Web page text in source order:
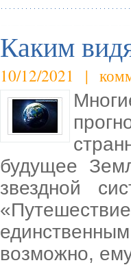
Каким
10/12/2021 |
будущее
звездной
возможно,